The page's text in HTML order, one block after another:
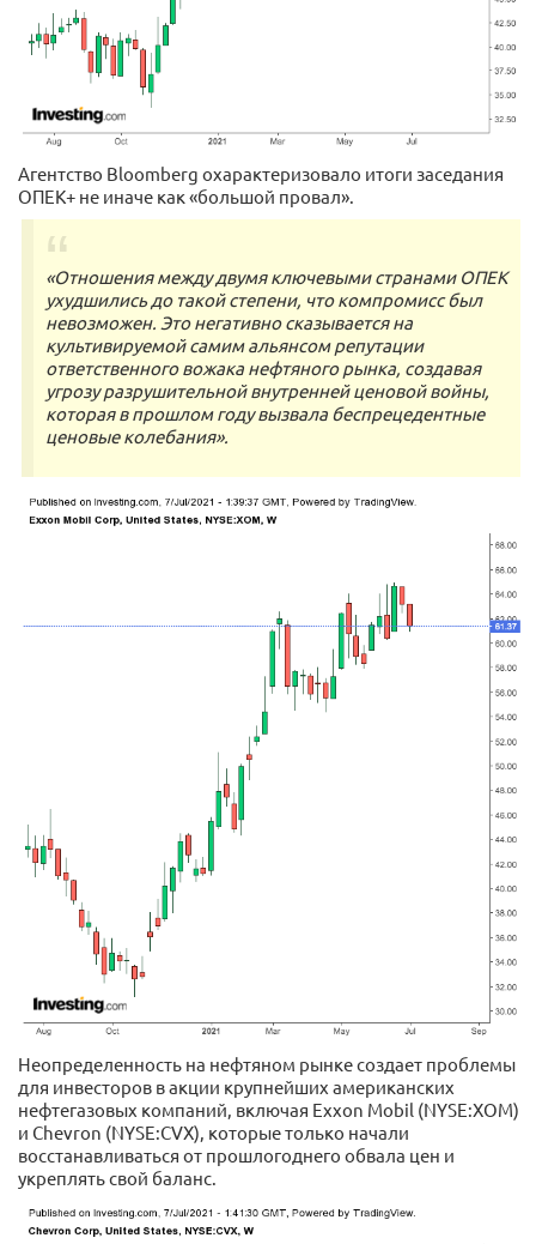
Агентство Bloomberg охарактеризовало итоги заседания
ОПЕК+ не иначе как «большой провал».
«Отношения между двумя ключевыми странами ОПЕК
ухудшились до такой степени, что компромисс был
невозможен. Это негативно сказывается на
культивируемой самим альянсом репутации
ответственного вожака нефтяного рынка, создавая
угрозу разрушительной внутренней ценовой войны,
которая в прошлом году вызвала беспрецедентные
ценовые колебания».
Неопределенность на нефтяном рынке создает проблемы
для инвесторов в акции крупнейших американских
нефтегазовых компаний, включая Exxon Mobil (NYSE:XOM)
и Chevron (NYSE:CVX), которые только начали
восстанавливаться от прошлогоднего обвала цен и
укреплять свой баланс.